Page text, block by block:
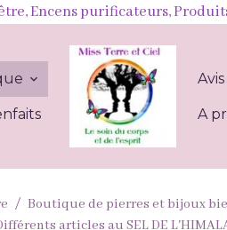
Encens purificateurs,
A
Boutique de pierres et bijoux
articles au SEL DE